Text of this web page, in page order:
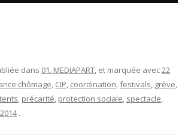
dans 01. MEDIAPART, et marquée avec22
chômage, CIP, coordination,festivals, grève,
, précarité, protection sociale, spectacle,
.